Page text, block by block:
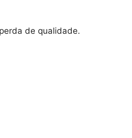
de qualidade.